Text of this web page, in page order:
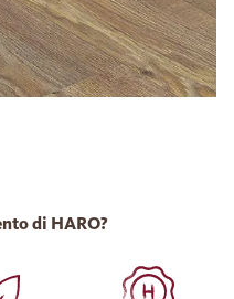
di HARO?